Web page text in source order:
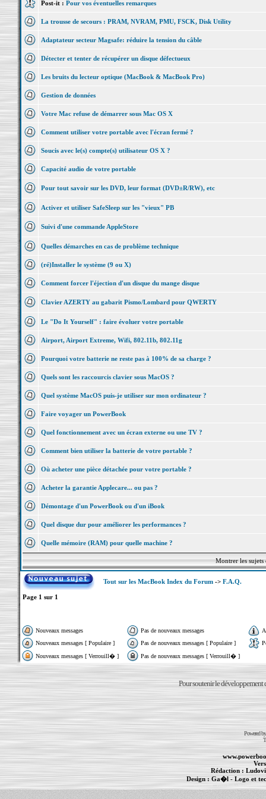
Post-it : Pour vos éventuelles remarques
La trousse de secours : PRAM, NVRAM, PMU, FSCK, Disk Utility
Adaptateur secteur Magsafe: réduire la tension du câble
Détecter et tenter de récupérer un disque défectueux
Les bruits du lecteur optique (MacBook & MacBook Pro)
Gestion de données
Votre Mac refuse de démarrer sous Mac OS X
Comment utiliser votre portable avec l'écran fermé ?
Soucis avec le(s) compte(s) utilisateur OS X ?
Capacité audio de votre portable
Pour tout savoir sur les DVD, leur format (DVD±R/RW), etc
Activer et utiliser SafeSleep sur les "vieux" PB
Suivi d'une commande AppleStore
Quelles démarches en cas de problème technique
(ré)Installer le système (9 ou X)
Comment forcer l'éjection d'un disque du mange disque
Clavier AZERTY au gabarit Pismo/Lombard pour QWERTY
Le "Do It Yourself" : faire évoluer votre portable
Airport, Airport Extreme, Wifi, 802.11b, 802.11g
Pourquoi votre batterie ne reste pas à 100% de sa charge ?
Quels sont les raccourcis clavier sous MacOS ?
Quel système MacOS puis-je utiliser sur mon ordinateur ?
Faire voyager un PowerBook
Quel fonctionnement avec un écran externe ou une TV ?
Comment bien utiliser la batterie de votre portable ?
Où acheter une pièce détachée pour votre portable ?
Acheter la garantie Applecare... ou pas ?
Démontage d'un PowerBook ou d'un iBook
Quel disque dur pour améliorer les performances ?
Quelle mémoire (RAM) pour quelle machine ?
Montrer les
Tout sur les MacBook Index du Forum-> F.A.Q.
Page 1 sur 1
Nouveaux messages Pas de nouveaux messages
Nouveaux messages [ Populaire ]
Pas de nouveaux messages [ Populaire ]
Nouveaux messages [ Verrouill� ]
Pas de nouveaux messages [ Verrouill� ]
Pour soutenir le développement
Powered
Rédaction :
Design : Ga�l- Logo et
Informations :